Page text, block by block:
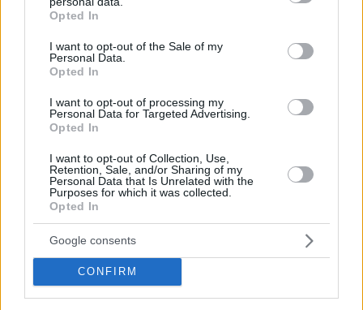
grant or deny consent to Google and its third-party tags to
use your data for below specified purposes in below Google
consent section.
Opted In
I want to opt-out of the Sale of my
Personal Data.
Opted In
I want to opt-out of processing my
Personal Data for Targeted Advertising.
Opted In
I want to opt-out of Collection, Use,
Retention, Sale, and/or Sharing of my
Personal Data that Is Unrelated with the
Purposes for which it was collected.
Opted In
Google consents
CONFIRM
Μουσείου για τα Γλυπτά του Παρθενώνα
Οι επτά περιοχές που θα χτυπήσει μέχρι το
μεσημέρι της Τρίτης η κακοκαιρία Bora - Στο
Δωδεκάνησα
Θετικά μηνύματα για την υγεία του Μπόβε -
Αποσωλήνωθηκε, είναι ξύπνιος και επικοινωνεί
protothema.gr στο Google News
και μάθετε πρώτοι όλες τις ειδήσεις
Δείτε όλες τις τελευταίεςΕιδήσεις